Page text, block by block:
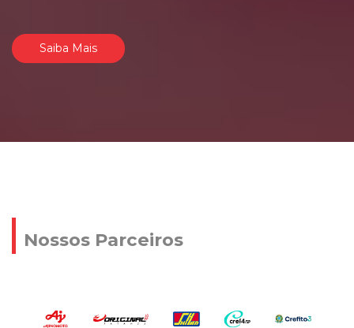
Saiba Mais
Nossos Parceiros